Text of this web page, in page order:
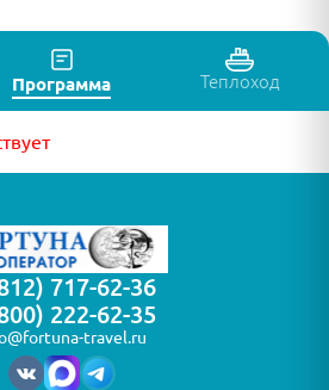
Программа Теплоход
717-62-36
222-62-35
travel.ru